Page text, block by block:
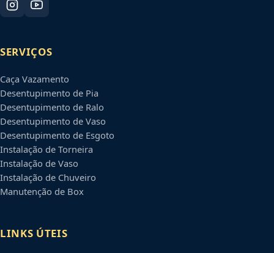
SERVIÇOS
Caça Vazamento
Desentupimento de Pia
Desentupimento de Ralo
Desentupimento de Vaso
Desentupimento de Esgoto
Instalação de Torneira
Instalação de Vaso
Instalação de Chuveiro
Manutenção de Box
LINKS ÚTEIS